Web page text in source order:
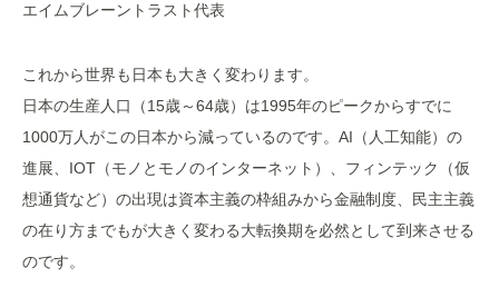
エイムブレーントラスト代表
これから世界も日本も大きく変わります。
日本の生産人口（15歳～64歳）は1995年のピークからすでに
1000万人がこの日本から減っているのです。AI（人工知能）の
進展、IOT（モノとモノのインターネット）、フィンテック（仮
想通貨など）の出現は資本主義の枠組みから金融制度、民主主義
の在り方までもが大きく変わる大転換期を必然として到来させる
のです。